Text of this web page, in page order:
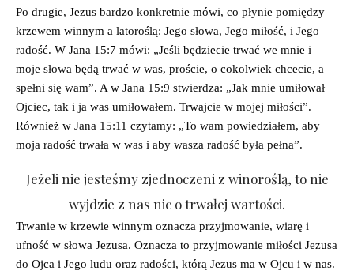
Po drugie, Jezus bardzo konkretnie mówi, co płynie pomiędzy
krzewem winnym a latoroślą: Jego słowa, Jego miłość, i Jego
radość. W Jana 15:7 mówi: „Jeśli będziecie trwać we mnie i
moje słowa będą trwać w was, proście, o cokolwiek chcecie, a
spełni się wam”. A w Jana 15:9 stwierdza: „Jak mnie umiłował
Ojciec, tak i ja was umiłowałem. Trwajcie w mojej miłości”.
Również w Jana 15:11 czytamy: „To wam powiedziałem, aby
moja radość trwała w was i aby wasza radość była pełna”.
Jeżeli nie jesteśmy zjednoczeni z winoroślą, to nie
wyjdzie z nas nic o trwałej wartości.
Trwanie w krzewie winnym oznacza przyjmowanie, wiarę i
ufność w słowa Jezusa. Oznacza to przyjmowanie miłości Jezusa
do Ojca i Jego ludu oraz radości, którą Jezus ma w Ojcu i w nas.